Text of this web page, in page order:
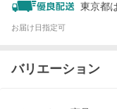
東京都
お届け日指定可
バリエーション